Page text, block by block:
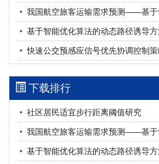
9931.2026.03.014
摘要 (12) HTML(12)
西部陆海新通道氢走廊建设对交通运
用
罗文格, 黄承锋, 关海长
2026, 12(3): 190-201.https://doi.org/
9931.2026.03.015
摘要 (22) HTML(21)
交能融合背景下零碳货运走廊利益主
张海涛, 姚琛, 唐治豪, 谢明辉, 王元庆
2026, 12(3): 202-216.https://doi.org/
9931.2026.03.016
快速公交预感应信号优先协调控制
下载排行
社区居民适宜步行距离阈值研究